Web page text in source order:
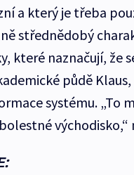
a který je třeba
střednědobý
které naznačují, že
půdě
systému. „To
východisko,“